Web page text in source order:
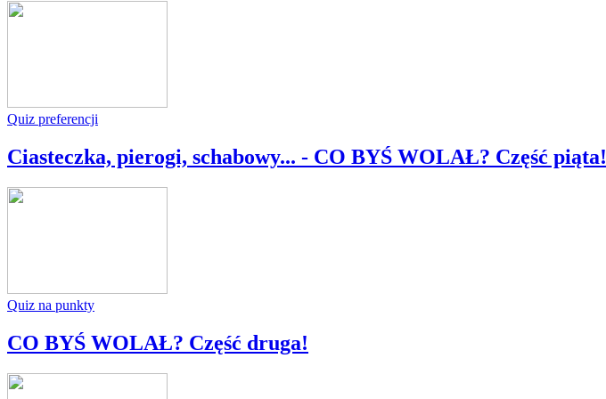
Quiz preferencji
Ciasteczka, pierogi, schabowy... - CO BYŚ WOLAŁ? Część piąta!
Quiz na punkty
CO BYŚ WOLAŁ? Część druga!